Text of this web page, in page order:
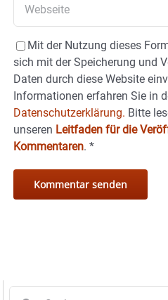
Mit der Nutzung dieses
sich mit der Speicherung und
Daten durch diese Website
Informationen erfahren Sie in
Datenschutzerklärung. Bitte
unseren Leitfaden für die
Kommentaren. *